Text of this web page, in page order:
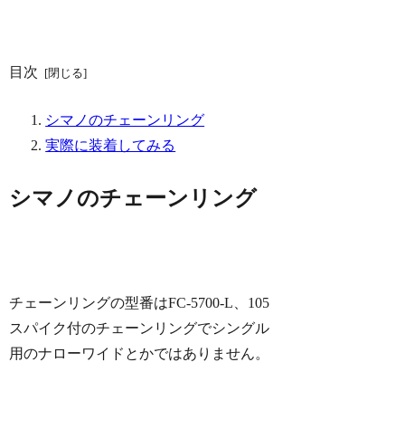
目次
シマノのチェーンリング
実際に装着してみる
シマノのチェーンリング
チェーンリングの型番はFC-5700-L、105
スパイク付のチェーンリングでシングル
用のナローワイドとかではありません。